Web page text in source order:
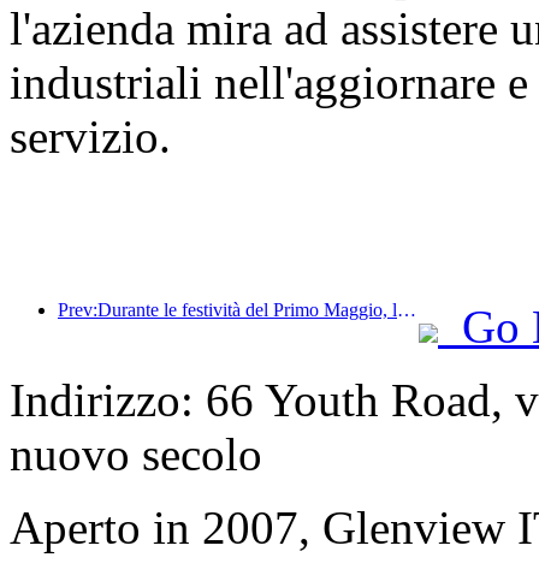
l'azienda mira ad assistere
industriali nell'aggiornare
servizio.
Prev:Durante le festività del Primo Maggio, la ferrovia del delta del fiume Yangtze ha trasportato oltre 21,38 milioni di passeggeri.
Go
Indirizzo: 66 Youth Road,
nuovo secolo
Aperto in 2007, Glenview